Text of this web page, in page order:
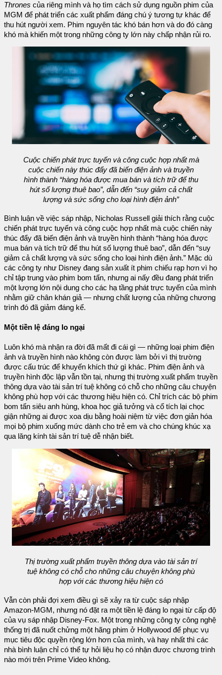
Thrones của riêng mình và họ tìm cách sử dụng nguồn phim của
MGM để phát triển các xuất phẩm đáng chú ý tương tự khác để
thu hút người xem. Phim nguyên tác khó bán hơn và do đó càng
khó mà khiến một trong những công ty lớn này chấp nhận rủi ro.
Cuộc chiến phát trực tuyến và công cuộc hợp nhất mà
cuộc chiến này thúc đẩy đã biến điện ảnh và truyền
hình thành “hàng hóa được mua bán và tích trữ để thu
hút số lượng thuê bao”, dẫn đến “suy giảm cả chất
lượng và sức sống cho loại hình điện ảnh”
Bình luận về việc sáp nhập, Nicholas Russell giải thích rằng cuộc
chiến phát trực tuyến và công cuộc hợp nhất mà cuộc chiến này
thúc đẩy đã biến điện ảnh và truyền hình thành “hàng hóa được
mua bán và tích trữ để thu hút số lượng thuê bao”, dẫn đến “suy
giảm cả chất lượng và sức sống cho loại hình điện ảnh.” Mặc dù
các công ty như Disney đang sản xuất ít phim chiếu rạp hơn vì họ
chỉ tập trung vào phim bom tấn, nhưng ai nấy đều đang phát triển
một lượng lớn nội dung cho các hạ tầng phát trực tuyến của mình
nhằm giữ chân khán giả — nhưng chất lượng của những chương
trình đó đã giảm đáng kể.
Một tiền lệ đáng lo ngại
Luôn khó mà nhận ra đời đã mất đi cái gì — những loại phim điện
ảnh và truyền hình nào không còn được làm bởi vì thị trường
được cấu trúc để khuyến khích thứ gì khác. Phim điện ảnh và
truyền hình độc lập vẫn tồn tại, nhưng thị trường xuất phẩm truyền
thông dựa vào tài sản trí tuệ không có chỗ cho những câu chuyện
không phù hợp với các thương hiệu hiện có. Chỉ trích các bộ phim
bom tấn siêu anh hùng, khoa học giả tưởng và cổ tích lại chọc
giận những ai được xoa dịu bằng hoài niệm từ việc đơn giản hóa
mọi bộ phim xuống mức dành cho trẻ em và cho chúng khúc xạ
qua lăng kính tài sản trí tuệ dễ nhận biết.
Thị trường xuất phẩm truyền thông dựa vào tài sản trí
tuệ không có chỗ cho những câu chuyện không phù
hợp với các thương hiệu hiện có
Vẫn còn phải đợi xem điều gì sẽ xảy ra từ cuộc sáp nhập
Amazon-MGM, nhưng nó đặt ra một tiền lệ đáng lo ngại từ cấp độ
của vụ sáp nhập Disney-Fox. Một trong những công ty công nghệ
thống trị đã nuốt chửng một hãng phim ở Hollywood để phục vụ
mục tiêu độc quyền rộng lớn hơn của mình, và hay nhất thì các
nhà bình luận chỉ có thể tự hỏi liệu họ có nhận được chương trình
nào mới trên Prime Video không.